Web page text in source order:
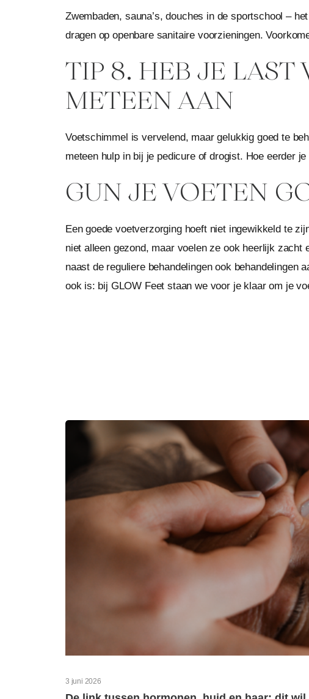
Zwembaden, sauna’s, douches in de sportschool –
dragen op openbare sanitaire voorzieningen.
TIP 8. HEB JE
METEEN AAN
Voetschimmel is vervelend, maar gelukkig goed te
meteen hulp in bij je pedicure of drogist. Hoe eerder
GUN JE VOETEN
Een goede voetverzorging hoeft niet ingewikkeld te
niet alleen gezond, maar voelen ze ook heerlijk zacht
naast de reguliere behandelingen ook behandelingen
ook is: bij GLOW Feet staan we voor je klaar om je
3 juni 2026